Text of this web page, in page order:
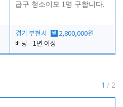
급구 청소이모 1명 구합니다.
경기 부천시 월 2,800,000원
베팅
1년 이상
1 / 2